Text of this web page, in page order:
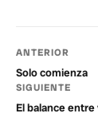
ANTERIOR
Solo comienza
SIGUIENTE
El balance